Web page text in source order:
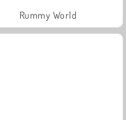
Rummy World